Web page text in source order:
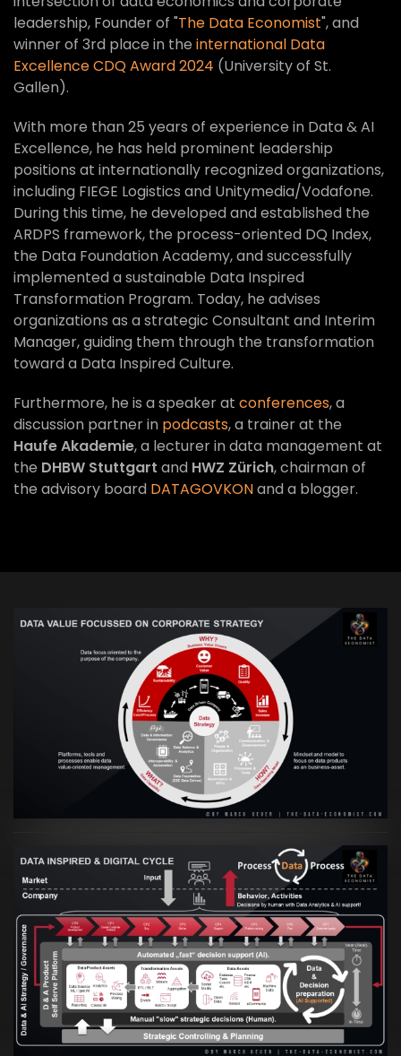
leadership, Founder of "The Data Economist", and
winner of 3rd place in the international Data
Excellence CDQ Award 2024 (University of St.
Gallen).
With more than 25 years of experience in Data & AI
Excellence, he has held prominent leadership
positions at internationally recognized organizations,
including FIEGE Logistics and Unitymedia/Vodafone.
During this time, he developed and established the
ARDPS framework, the process-oriented DQ Index,
the Data Foundation Academy, and successfully
implemented a sustainable Data Inspired
Transformation Program. Today, he advises
organizations as a strategic Consultant and Interim
Manager, guiding them through the transformation
toward a Data Inspired Culture.
Furthermore, he is a speaker at conferences, a
discussion partner in podcasts, a trainer at the
Haufe Akademie, a lecturer in data management at
the DHBW Stuttgart and HWZ Zürich, chairman of
the advisory board DATAGOVKONand a blogger.
VIEW
Artikel:Prozesse und Daten müssen Hand
in Hand gehen
VIEW